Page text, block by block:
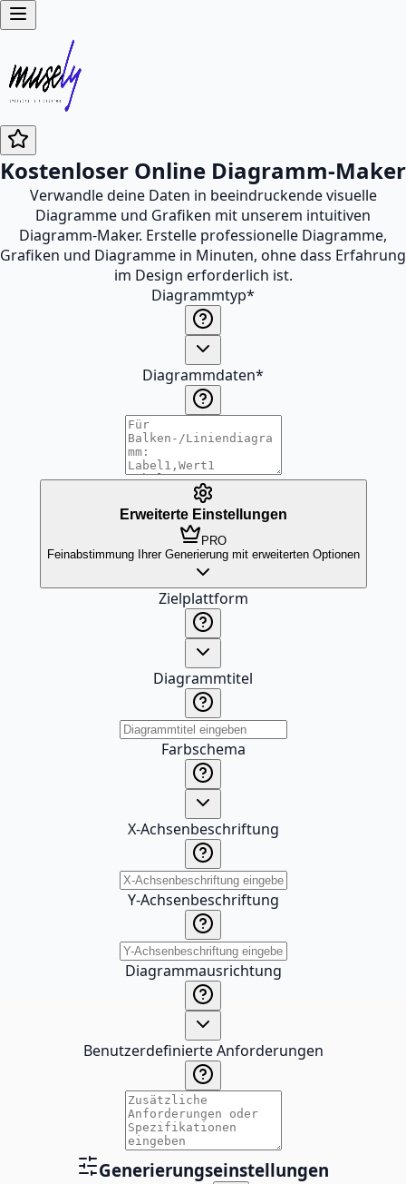
Kostenloser Online Diagramm-Maker
Verwandle deine Daten in beeindruckende visuelle
Diagramme und Grafiken mit unserem intuitiven
Diagramm-Maker. Erstelle professionelle Diagramme,
Grafiken und Diagramme in Minuten, ohne dass Erfahrung
im Design erforderlich ist.
Diagrammtyp*
Diagrammdaten*
Erweiterte Einstellungen
PRO
Feinabstimmung Ihrer Generierung mit erweiterten Optionen
Zielplattform
Diagrammtitel
Farbschema
X-Achsenbeschriftung
Y-Achsenbeschriftung
Diagrammausrichtung
Benutzerdefinierte Anforderungen
Generierungseinstellungen